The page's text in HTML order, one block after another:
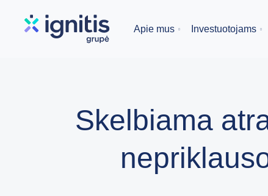
Apie mus Investuotojams
Skelbiama